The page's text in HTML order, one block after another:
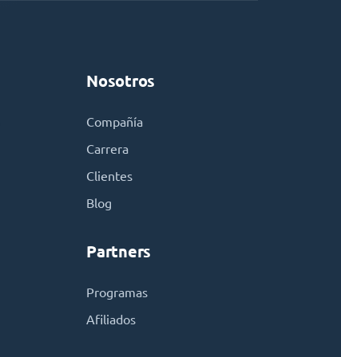
Nosotros
Compañía
Carrera
Clientes
Blog
Partners
Programas
Afiliados